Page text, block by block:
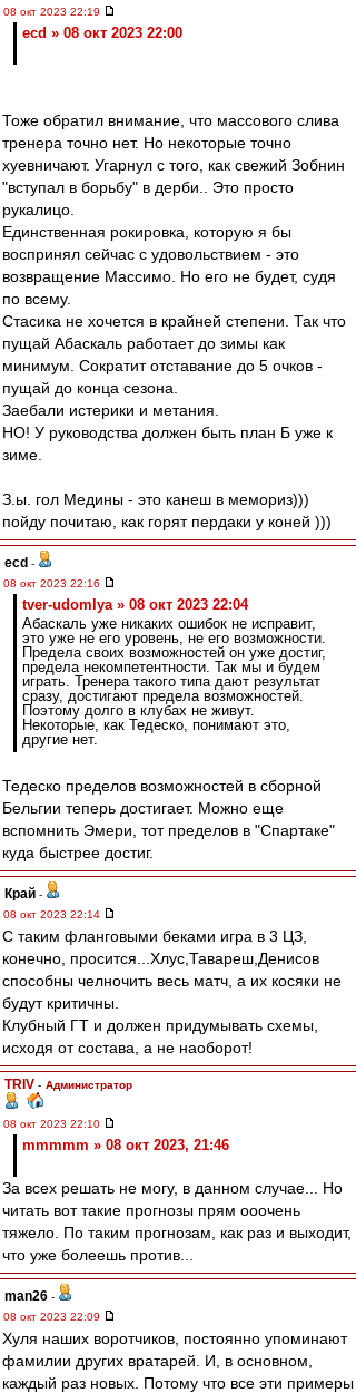
08 окт 2023 22:19
ecd » 08 окт 2023 22:00
Тоже обратил внимание, что массового слива
тренера точно нет. Но некоторые точно
хуевничают. Угарнул с того, как свежий Зобнин
"вступал в борьбу" в дерби.. Это просто
рукалицо.
Единственная рокировка, которую я бы
воспринял сейчас с удовольствием - это
возвращение Массимо. Но его не будет, судя
по всему.
Стасика не хочется в крайней степени. Так что
пущай Абаскаль работает до зимы как
минимум. Сократит отставание до 5 очков -
пущай до конца сезона.
Заебали истерики и метания.
НО! У руководства должен быть план Б уже к
зиме.
З.ы. гол Медины - это канеш в мемориз)))
пойду почитаю, как горят пердаки у коней )))
ecd -
08 окт 2023 22:16
tver-udomlya » 08 окт 2023 22:04
Абаскаль уже никаких ошибок не исправит,
это уже не его уровень, не его возможности.
Предела своих возможностей он уже достиг,
предела некомпетентности. Так мы и будем
играть. Тренера такого типа дают результат
сразу, достигают предела возможностей.
Поэтому долго в клубах не живут.
Некоторые, как Тедеско, понимают это,
другие нет.
Тедеско пределов возможностей в сборной
Бельгии теперь достигает. Можно еще
вспомнить Эмери, тот пределов в "Спартаке"
куда быстрее достиг.
Край -
08 окт 2023 22:14
С таким фланговыми беками игра в 3 ЦЗ,
конечно, просится...Хлус,Тавареш,Денисов
способны челночить весь матч, а их косяки не
будут критичны.
Клубный ГТ и должен придумывать схемы,
исходя от состава, а не наоборот!
TRIV - Администратор
08 окт 2023 22:10
mmmmm » 08 окт 2023, 21:46
За всех решать не могу, в данном случае... Но
читать вот такие прогнозы прям ооочень
тяжело. По таким прогнозам, как раз и выходит,
что уже болеешь против...
man26 -
08 окт 2023 22:09
Хуля наших воротчиков, постоянно упоминают
фамилии других вратарей. И, в основном,
каждый раз новых. Потому что все эти примеры